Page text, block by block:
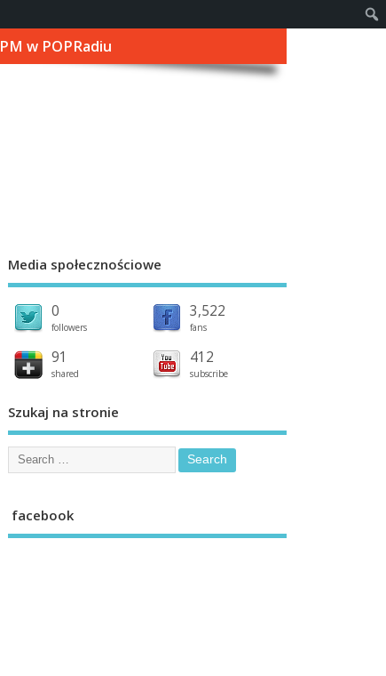
PM w POPRadiu
Media społecznościowe
0
followers
3,522
fans
91
shared
412
subscribe
Szukaj na stronie
facebook